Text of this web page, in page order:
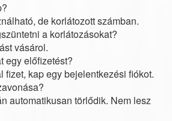
de korlátozott számban.
a korlátozásokat?
vásárol.
egy előfizetést?
fizet, kap egy bejelentkezési fiókot.
automatikusan törlődik. Nem lesz